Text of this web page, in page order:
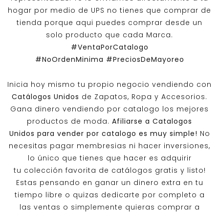
hogar por medio de UPS no tienes que comprar de
tienda porque aqui puedes comprar desde un
solo producto que cada Marca.
#VentaPorCatalogo
#NoOrdenMinima #PreciosDeMayoreo
Inicia hoy mismo tu propio negocio vendiendo con
Catálogos Unidos de Zapatos, Ropa y Accesorios.
Gana dinero vendiendo por catalogo los mejores
productos de moda. Afiliarse a Catalogos
Unidos para vender por catalogo es muy simple! No
necesitas pagar membresias ni hacer inversiones,
lo único que tienes que hacer es adquirir
tu colección favorita de catálogos gratis y listo!
Estas pensando en ganar un dinero extra en tu
tiempo libre o quizas dedicarte por completo a
las ventas o simplemente quieras comprar a